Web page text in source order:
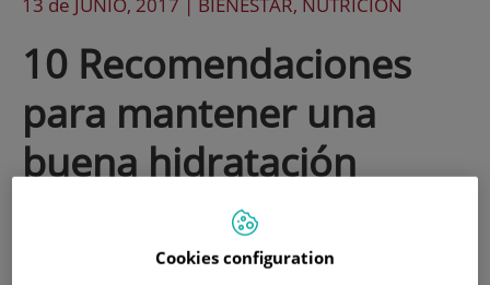
10 Recomendaciones
para mantener una
buena hidratación
El verano y las altas temperaturas ya
están aquí. Aunque beber agua es
Cookies configuration